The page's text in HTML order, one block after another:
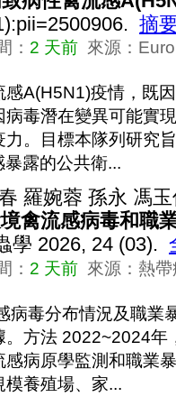
摘
： 2 天前 來源：
A(H5N1)疫情，既
毒潛在變異可能實
。目標本隊列研究
露的公共衛...
羅婉蓉 孫永 馮
禽流感病毒和職
學 2026, 24 (03).
： 2 天前 來源：熱
病毒分布情況及職業
方法 2022~2024年
病原學監測和職業
養殖場、家...